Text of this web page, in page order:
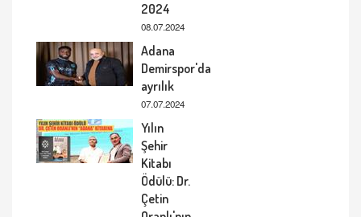
2024
08.07.2024
Adana
Demirspor'da
ayrılık
07.07.2024
Yılın
Şehir
Kitabı
Ödülü: Dr.
Çetin